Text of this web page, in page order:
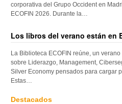
corporativa del Grupo Occident en
ECOFIN 2026. Durante la…
Los libros del verano están en
La Biblioteca ECOFIN reúne, un
sobre Liderazgo, Management,
Silver Economy pensados para cargar
Estas…
Destacados